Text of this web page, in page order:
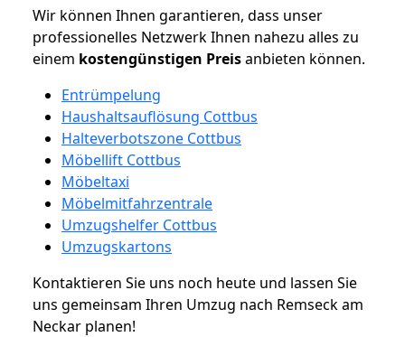
Wir können Ihnen garantieren, dass unser
professionelles Netzwerk Ihnen nahezu alles zu
einem kostengünstigen Preisanbieten können.
Entrümpelung
Haushaltsauflösung Cottbus
Halteverbotszone Cottbus
Möbellift Cottbus
Möbeltaxi
Möbelmitfahrzentrale
Umzugshelfer Cottbus
Umzugskartons
Kontaktieren Sie uns noch heute und lassen Sie
uns gemeinsam Ihren Umzug nach Remseck am
Neckar planen!